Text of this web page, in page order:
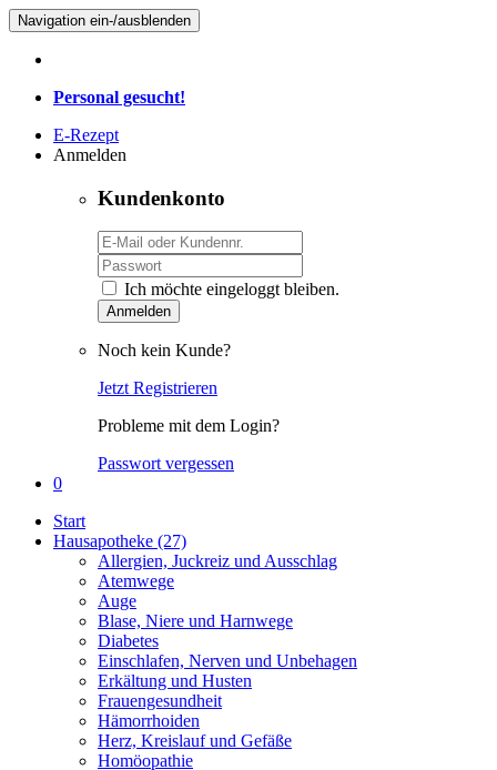
Navigation ein-/ausblenden
Personal gesucht!
E-Rezept
Anmelden
Kundenkonto
Ich möchte eingeloggt bleiben.
Anmelden
Noch kein Kunde?
Jetzt Registrieren
Probleme mit dem Login?
Passwort vergessen
0
Start
Hausapotheke (27)
Allergien, Juckreiz und Ausschlag
Atemwege
Auge
Blase, Niere und Harnwege
Diabetes
Einschlafen, Nerven und Unbehagen
Erkältung und Husten
Frauengesundheit
Hämorrhoiden
Herz, Kreislauf und Gefäße
Homöopathie